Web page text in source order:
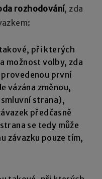
rozhodování, zda
při kterých
možnost volby, zda
první
vázána změnou,
strana),
předčasně
se tedy může
závazku pouze tím,